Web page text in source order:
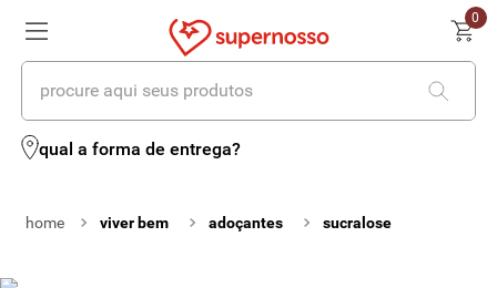
0
procure aqui seus produtos
qual a forma de entrega?
viver bem adoçantes sucralose
termos mais buscados
2º leite